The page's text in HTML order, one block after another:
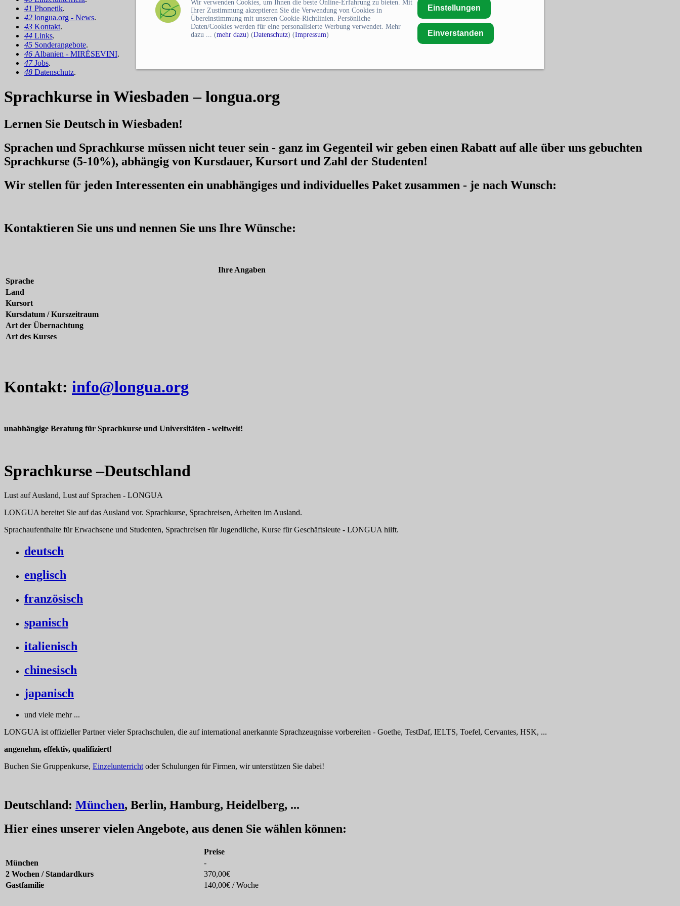
41 Phonetik.
42 longua.org - News.
43 Kontakt.
44 Links.
45 Sonderangebote.
46 Albanien - MIRËSEVINI.
47Jobs.
48 Datenschutz.
Wir verwenden Cookies, um Ihnen die beste Online-Erfahrung zu bieten. Mit
Ihrer Zustimmung akzeptieren Sie die Verwendung von Cookies in
Übereinstimmung mit unseren Cookie-Richtlinien. Persönliche
Daten/Cookies werden für eine personalisierte Werbung verwendet. Mehr
dazu ... (mehr dazu) (Datenschutz) (Impressum)
Einstellungen
Einverstanden
Sprachkurse in Wiesbaden – longua.org
Lernen Sie Deutsch in Wiesbaden!
Sprachen und Sprachkurse müssen nicht teuer sein - ganz im Gegenteil wir geben einen Rabatt auf alle über uns gebuchten
Sprachkurse (5-10%), abhängig von Kursdauer, Kursort und Zahl der Studenten!
Wir stellen für jeden Interessenten ein unabhängiges und individuelles Paket zusammen - je nach Wunsch:
Kontaktieren Sie uns und nennen Sie uns Ihre Wünsche:
Ihre Angaben
Sprache
Land
Kursort
Kursdatum / Kurszeitraum
Art der Übernachtung
Art des Kurses
Kontakt: info@longua.org
unabhängige Beratung für Sprachkurse und Universitäten - weltweit!
Sprachkurse –Deutschland
Lust auf Ausland, Lust auf Sprachen - LONGUA
LONGUA bereitet Sie auf das Ausland vor. Sprachkurse, Sprachreisen, Arbeiten im Ausland.
Sprachaufenthalte für Erwachsene und Studenten, Sprachreisen für Jugendliche, Kurse für Geschäftsleute - LONGUA hilft.
deutsch
englisch
französisch
spanisch
italienisch
chinesisch
japanisch
und viele mehr ...
LONGUA ist offizieller Partner vieler Sprachschulen, die auf international anerkannte Sprachzeugnisse vorbereiten - Goethe, TestDaf, IELTS, Toefel, Cervantes, HSK, ...
angenehm, effektiv, qualifiziert!
Buchen Sie Gruppenkurse, Einzelunterricht oder Schulungen für Firmen, wir unterstützen Sie dabei!
Deutschland: München, Berlin, Hamburg, Heidelberg, ...
Hier eines unserer vielen Angebote, aus denen Sie wählen können:
Preise
München
-
2 Wochen / Standardkurs
370,00€
Gastfamilie
140,00€ / Woche